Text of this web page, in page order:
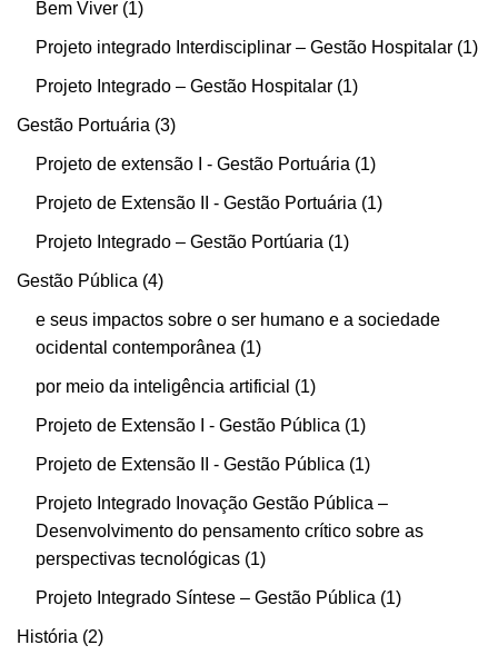
Bem Viver 1
Projeto integrado Interdisciplinar – Gestão Hospitalar 1
Projeto Integrado – Gestão Hospitalar 1
Gestão Portuária 3
Projeto de extensão I - Gestão Portuária 1
Projeto de Extensão II - Gestão Portuária 1
Projeto Integrado – Gestão Portúaria 1
Gestão Pública 4
e seus impactos sobre o ser humano e a sociedade
ocidental contemporânea
1
por meio da inteligência artificial 1
Projeto de Extensão I - Gestão Pública 1
Projeto de Extensão II - Gestão Pública 1
Projeto Integrado Inovação Gestão Pública –
Desenvolvimento do pensamento crítico sobre as
perspectivas tecnológicas 1
Projeto Integrado Síntese – Gestão Pública 1
História 2